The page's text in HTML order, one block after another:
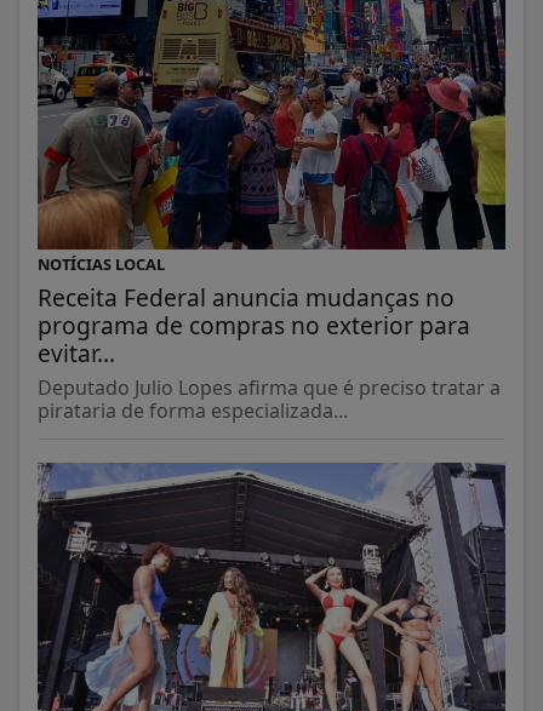
NOTÍCIAS LOCAL
Receita Federal anuncia mudanças no
programa de compras no exterior para
evitar...
Deputado Julio Lopes afirma que é preciso tratar a
pirataria de forma especializada...